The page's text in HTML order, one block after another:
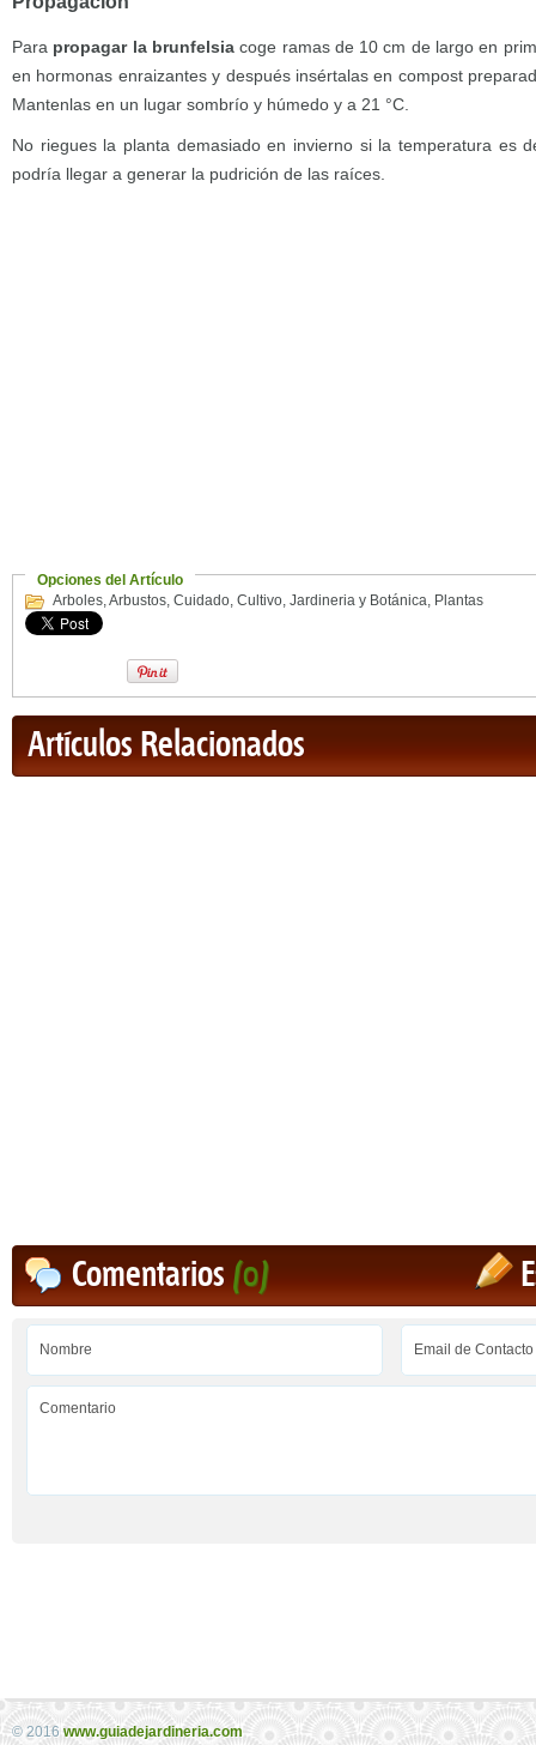
Para propagar la brunfelsiacoge ramas de 10 cm de largo en
en hormonas enraizantes y después insértalas en compost
Mantenlas en un lugar sombrío y húmedo y a 21 °C.
No riegues la planta demasiado en invierno si la temperatura es
podría llegar a generar la pudrición de las raíces.
Opciones del Artículo
Arboles,Arbustos, Cuidado, Cultivo, Jardineria y Botánica, Plantas
Artículos Relacionados
Comentarios(0)
© 2016 www.guiadejardineria.com